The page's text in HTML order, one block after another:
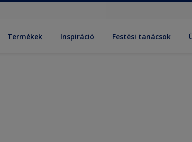
Termékek Inspiráció Festési tanácsok